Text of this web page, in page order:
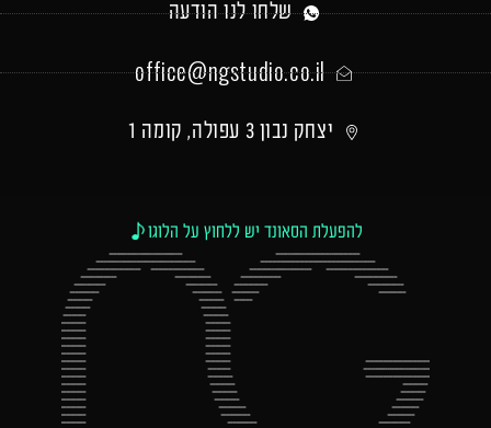
שלחו לנו הודעה
office@ngstudio.co.il
יצחק נבון 3 עפולה, קומה 1
להפעלת הסאונד יש ללחוץ על הלוגו